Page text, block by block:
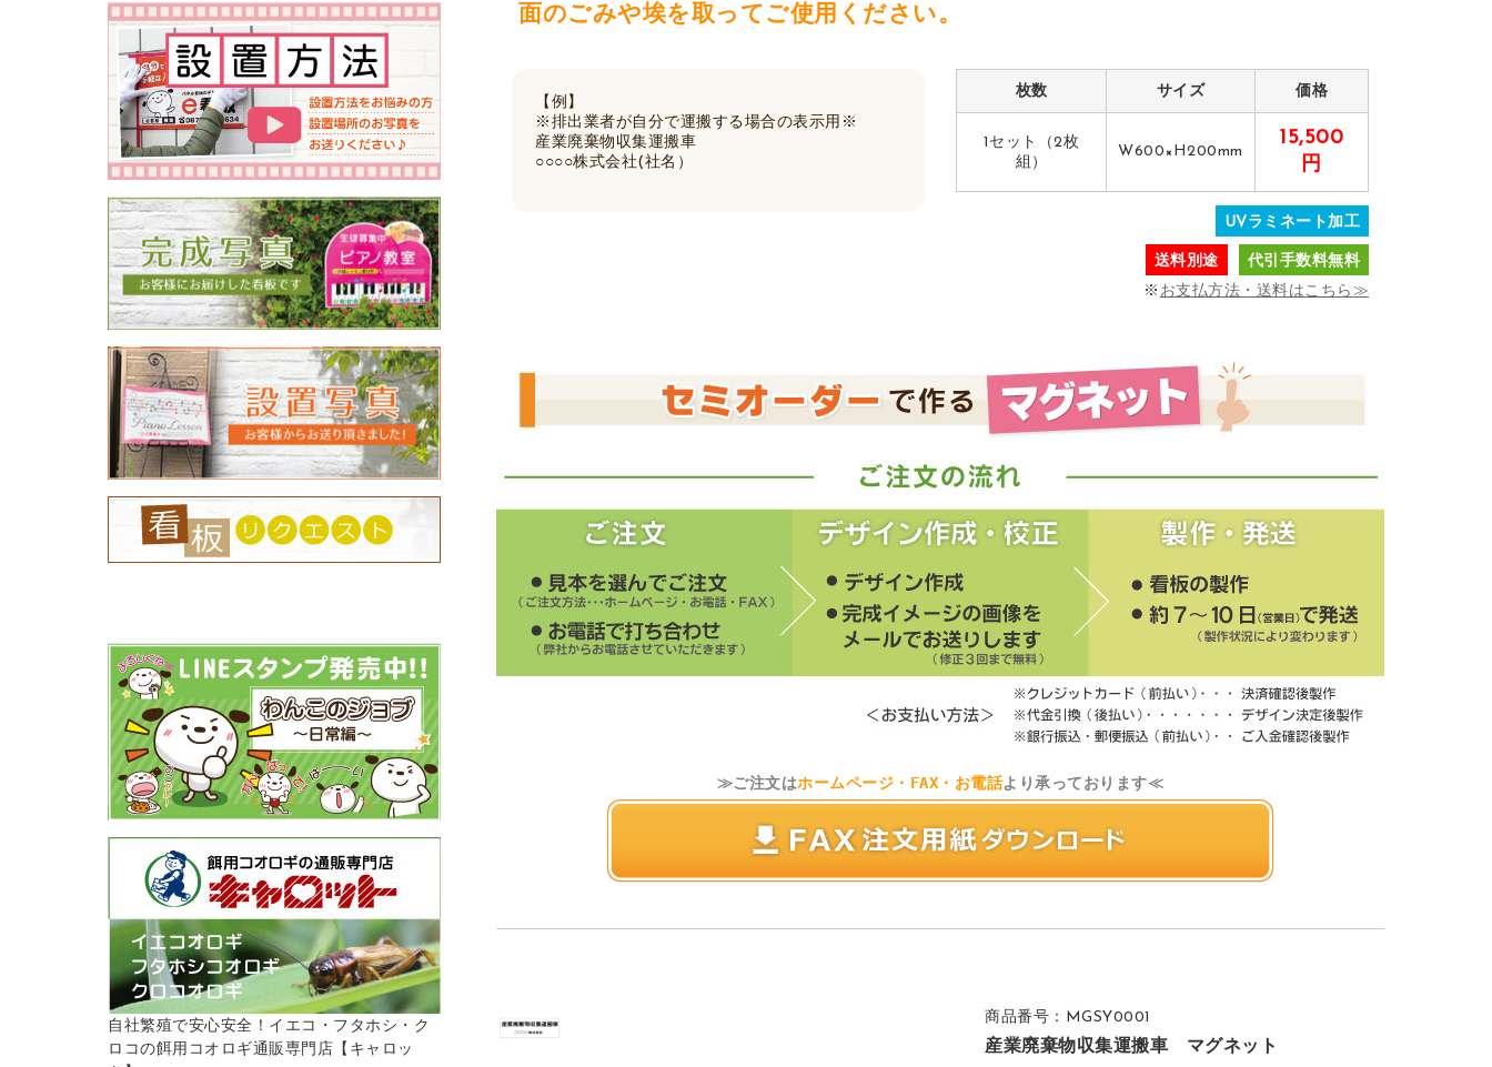
面のごみや埃を取ってご使用ください。
【例】
※排出業者が自分で運搬する場合の表示用※
産業廃棄物収集運搬車
○○○○株式会社(社名）
枚数 サイズ 価格
1セット（2枚
組）
W600×H200mm
15,500
円
UVラミネート加工
送料別途
代引手数料無料
※ お支払方法・送料はこちら≫
≫ご注文はホームページ・FAX・お電話より承っております≪
商品番号：MGSY0001
産業廃棄物収集運搬車 マグネット
自社繁殖で安心安全！イエコ・フタホシ・ク
ロコの餌用コオロギ通販専門店【キャロッ